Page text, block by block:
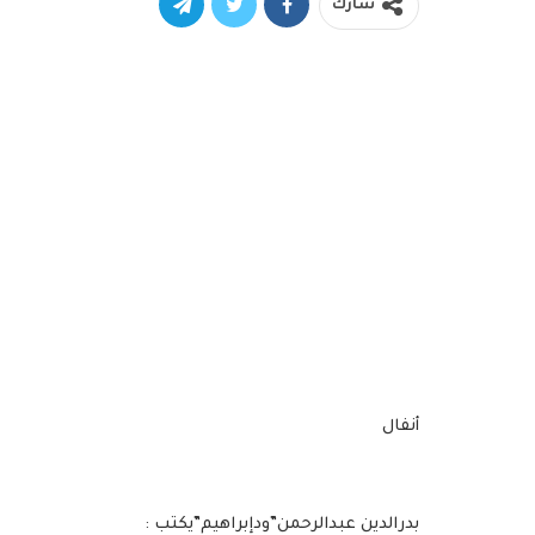
شارك
أنفال
بدرالدين عبدالرحمن”ودإبراهيم”يكتب :